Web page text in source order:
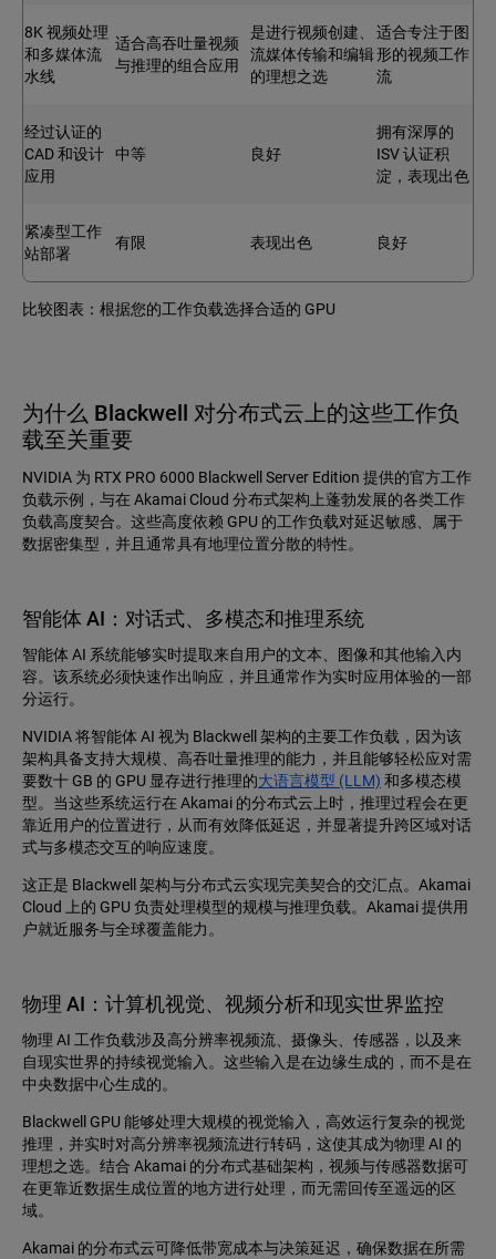
8K 视频处理
和多媒体流
水线
适合高吞吐量视频
与推理的组合应用
是进行视频创建、
流媒体传输和编辑
的理想之选
适合专注于图
形的视频工作
流
经过认证的
CAD 和设计
应用
中等 良好
拥有深厚的
ISV 认证积
淀，表现出色
紧凑型工作
站部署
有限 表现出色 良好
比较图表：根据您的工作负载选择合适的 GPU
为什么 Blackwell 对分布式云上的这些工作负
载至关重要
NVIDIA 为 RTX PRO 6000 Blackwell Server Edition 提供的官方工作
负载示例，与在 Akamai Cloud 分布式架构上蓬勃发展的各类工作
负载高度契合。这些高度依赖 GPU 的工作负载对延迟敏感、属于
数据密集型，并且通常具有地理位置分散的特性。
智能体 AI：对话式、多模态和推理系统
智能体 AI 系统能够实时提取来自用户的文本、图像和其他输入内
容。该系统必须快速作出响应，并且通常作为实时应用体验的一部
分运行。
NVIDIA 将智能体 AI 视为 Blackwell 架构的主要工作负载，因为该
架构具备支持大规模、高吞吐量推理的能力，并且能够轻松应对需
要数十 GB 的 GPU 显存进行推理的大语言模型 (LLM) 和多模态模
型。当这些系统运行在 Akamai 的分布式云上时，推理过程会在更
靠近用户的位置进行，从而有效降低延迟，并显著提升跨区域对话
式与多模态交互的响应速度。
这正是 Blackwell 架构与分布式云实现完美契合的交汇点。Akamai
Cloud 上的 GPU 负责处理模型的规模与推理负载。Akamai 提供用
户就近服务与全球覆盖能力。
物理 AI：计算机视觉、视频分析和现实世界监控
物理 AI 工作负载涉及高分辨率视频流、摄像头、传感器，以及来
自现实世界的持续视觉输入。这些输入是在边缘生成的，而不是在
中央数据中心生成的。
Blackwell GPU 能够处理大规模的视觉输入，高效运行复杂的视觉
推理，并实时对高分辨率视频流进行转码，这使其成为物理 AI 的
理想之选。结合 Akamai 的分布式基础架构，视频与传感器数据可
在更靠近数据生成位置的地方进行处理，而无需回传至遥远的区
域。
Akamai 的分布式云可降低带宽成本与决策延迟，确保数据在所需